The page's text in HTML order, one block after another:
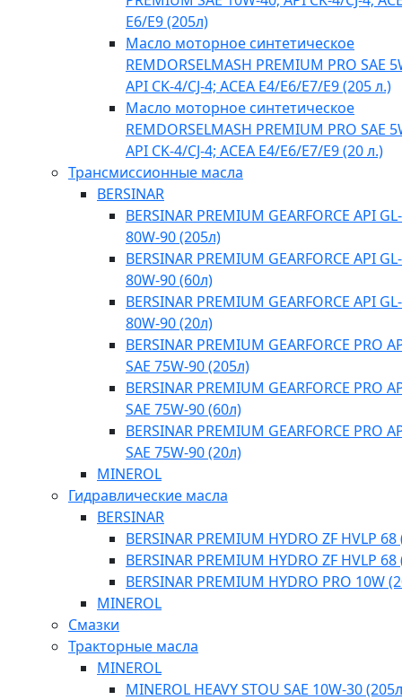
E6/E9 (205л)
Масло моторное синтетическое
REMDORSELMASH PREMIUM PRO SAE
API CK-4/CJ-4; ACEA E4/Е6/E7/E9 (205 л.)
Масло моторное синтетическое
REMDORSELMASH PREMIUM PRO SAE
API CK-4/CJ-4; ACEA E4/Е6/E7/E9 (20 л.)
Трансмиссионные масла
BERSINAR
BERSINAR PREMIUM GEARFORCE API
80W-90 (205л)
BERSINAR PREMIUM GEARFORCE API
80W-90 (60л)
BERSINAR PREMIUM GEARFORCE API
80W-90 (20л)
BERSINAR PREMIUM GEARFORCE PRO
SAE 75W-90 (205л)
BERSINAR PREMIUM GEARFORCE PRO
SAE 75W-90 (60л)
BERSINAR PREMIUM GEARFORCE PRO
SAE 75W-90 (20л)
MINEROL
Гидравлические масла
BERSINAR
BERSINAR PREMIUM HYDRO ZF HVLP
BERSINAR PREMIUM HYDRO ZF HVLP 68
BERSINAR PREMIUM HYDRO PRO 10W
MINEROL
Смазки
Тракторные масла
MINEROL
MINEROL HEAVY STOU SAE 10W-30